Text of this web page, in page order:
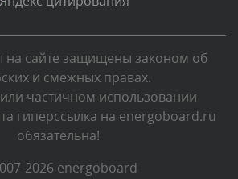
проверяется
будет виден после проверки
Вчера, в 17:35
проверяется
на сайте защищены законом об
и смежных правах.
частичном использовании
гиперссылка на energoboard.ru
обязательна!
2026 energoboard